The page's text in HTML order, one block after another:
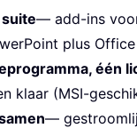
— add-ins
plus
één
klaar (MSI-
—